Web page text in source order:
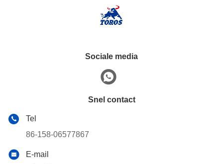
Sociale media
Snel contact
Tel
86-158-06577867
E-mail